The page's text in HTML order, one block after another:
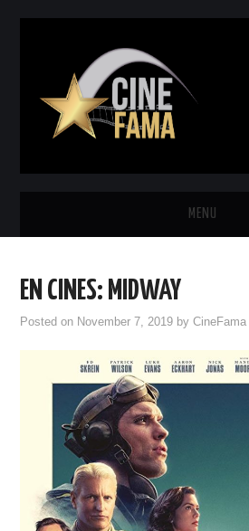
MENU
EN CINES
RESEÑAS
ESPAÑOL
EN CINES: MIDWAY
Posted on November 7, 2019 byCineFama